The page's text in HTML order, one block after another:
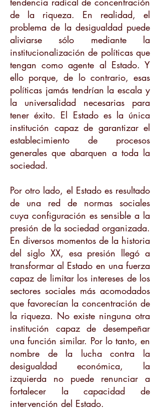
de la riqueza. En realidad, el
problema de la desigualdad puede
aliviarse sólo mediante la
institucionalización de políticas que
tengan como agente al Estado. Y
ello porque, de lo contrario, esas
políticas jamás tendrían la escala y
la universalidad necesarias para
tener éxito. El Estado es la única
institución capaz de garantizar el
establecimiento de procesos
generales que abarquen a toda la
sociedad.
Por otro lado, el Estado es resultado
de una red de normas sociales
cuya configuración es sensible a la
presión de la sociedad organizada.
En diversos momentos de la historia
del siglo XX, esa presión llegó a
transformar al Estado en una fuerza
capaz de limitar los intereses de los
sectores sociales más acomodados
que favorecían la concentración de
la riqueza. No existe ninguna otra
institución capaz de desempeñar
una función similar. Por lo tanto, en
nombre de la lucha contra la
desigualdad económica, la
izquierda no puede renunciar a
fortalecer la capacidad de
intervención del Estado.